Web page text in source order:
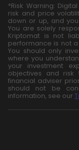
*Risk Warning:
risk and price
down or up, and
You are solely
Kriptomat is not
performance is not
You should only
where you
your investment
objectives and risk
financial adviser
should not be
information, see our